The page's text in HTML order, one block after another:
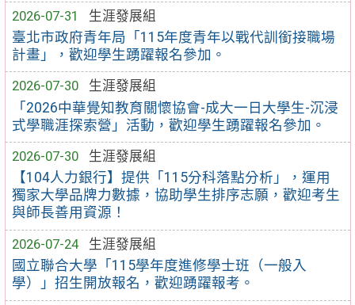
2026-07-31
生涯發展組
臺北市政府青年局「115年度青年以戰代訓銜接職場
計畫」，歡迎學生踴躍報名參加。
2026-07-30
生涯發展組
「2026中華覺知教育關懷協會-成大一日大學生-沉浸
式學職涯探索營」活動，歡迎學生踴躍報名參加。
2026-07-30
生涯發展組
【104人力銀行】提供「115分科落點分析」，運用
獨家大學品牌力數據，協助學生排序志願，歡迎考生
與師長善用資源！
2026-07-24
生涯發展組
國立聯合大學「115學年度進修學士班（一般入
學）」招生開放報名，歡迎踴躍報考。